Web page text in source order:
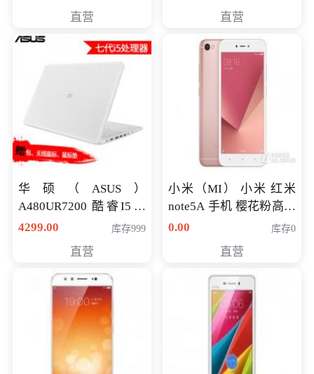
直营 直营
华硕（ASUS）
A480UR7200 酷睿I5超
薄学生办公游戏独显笔
NV930-2G独
4299.00 库存999
直营
小米（MI） 小米 红米
note5A 手机 樱花粉高配
版 全网通(3G+32G)
0.00 库存0
直营